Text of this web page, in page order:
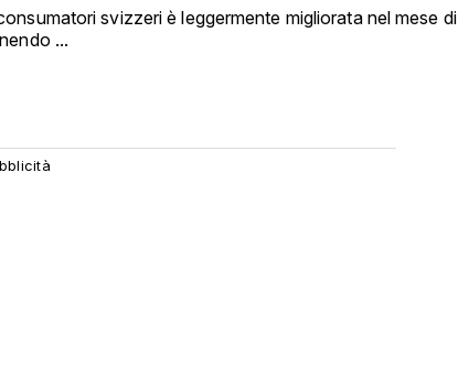
svizzeri è leggermente migliorata nel mese di
...